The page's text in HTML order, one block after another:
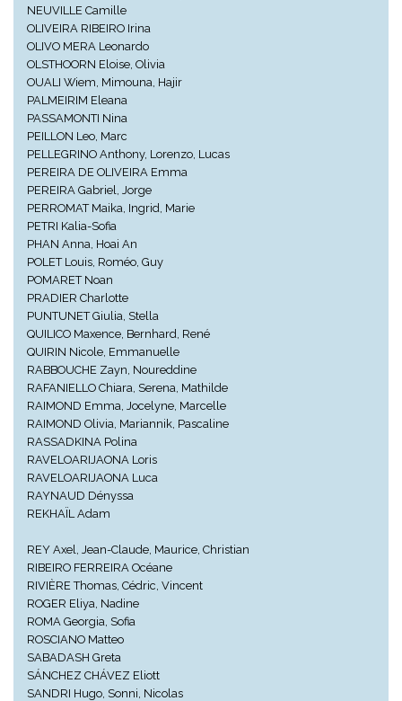
NEUVILLE Camille
OLIVEIRA RIBEIRO Irina
OLIVO MERA Leonardo
OLSTHOORN Eloise, Olivia
OUALI Wiem, Mimouna, Hajir
PALMEIRIM Eleana
PASSAMONTI Nina
PEILLON Leo, Marc
PELLEGRINO Anthony, Lorenzo, Lucas
PEREIRA DE OLIVEIRA Emma
PEREIRA Gabriel, Jorge
PERROMAT Maika, Ingrid, Marie
PETRI Kalia-Sofia
PHAN Anna, Hoai An
POLET Louis, Roméo, Guy
POMARET Noan
PRADIER Charlotte
PUNTUNET Giulia, Stella
QUILICO Maxence, Bernhard, René
QUIRIN Nicole, Emmanuelle
RABBOUCHE Zayn, Noureddine
RAFANIELLO Chiara, Serena, Mathilde
RAIMOND Emma, Jocelyne, Marcelle
RAIMOND Olivia, Mariannik, Pascaline
RASSADKINA Polina
RAVELOARIJAONA Loris
RAVELOARIJAONA Luca
RAYNAUD Dényssa
REKHAÏL Adam
REY Axel, Jean-Claude, Maurice, Christian
RIBEIRO FERREIRA Océane
RIVIÈRE Thomas, Cédric, Vincent
ROGER Eliya, Nadine
ROMA Georgia, Sofia
ROSCIANO Matteo
SABADASH Greta
SÁNCHEZ CHÁVEZ Eliott
SANDRI Hugo, Sonni, Nicolas